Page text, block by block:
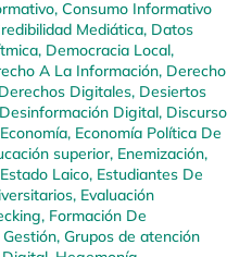
, Consumo Informativo
Mediática, Datos
, Democracia Local,
A La Información, Derecho
Derechos Digitales, Desiertos
Desinformación Digital, Discurso
Economía, Economía Política De
superior, Enemización,
Estado Laico, Estudiantes De
, Evaluación
, Formación De
Gestión, Grupos de atención